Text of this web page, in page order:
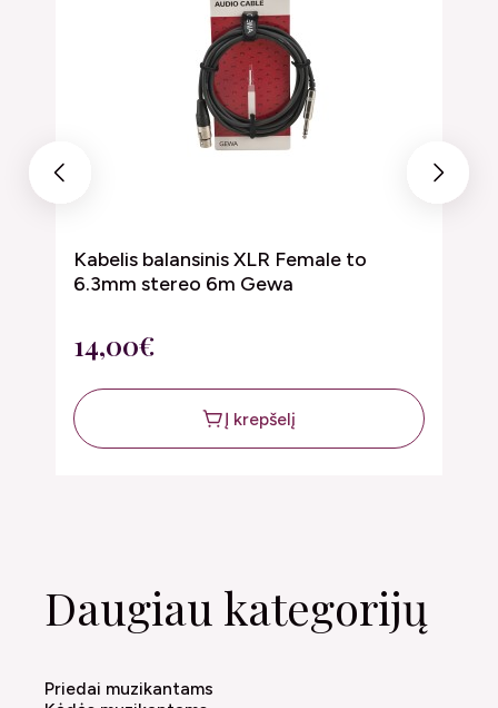
Previous
Kabelis balansinis XLR Female to
6.3mm stereo 6m Gewa
14,00€
Į krepšelį
Next
Daugiau kategorijų
Priedai muzikantams